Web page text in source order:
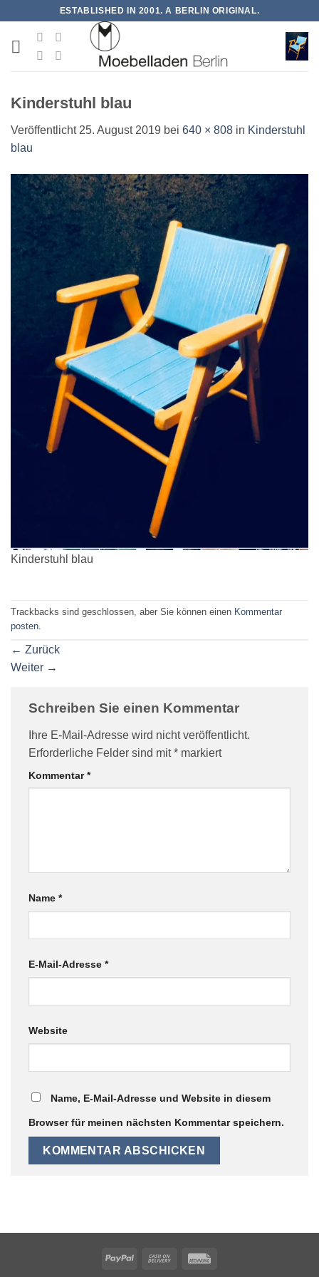
springen
ESTABLISHED IN 2001. A BERLIN ORIGINAL.
Kinderstuhl blau
Veröffentlicht 25. August 2019 bei 640 × 808 in Kinderstuhl
blau
Kinderstuhl blau
Trackbacks sind geschlossen, aber Sie können einen Kommentar
posten.
← Zurück
Weiter →
Schreiben Sie einen Kommentar
Ihre E-Mail-Adresse wird nicht veröffentlicht.
Erforderliche Felder sind mit* markiert
Kommentar*
Name *
E-Mail-Adresse *
Website
Name, E-Mail-Adresse und Website in diesem
Browser für meinen nächsten Kommentar speichern.
PayPal
Cash